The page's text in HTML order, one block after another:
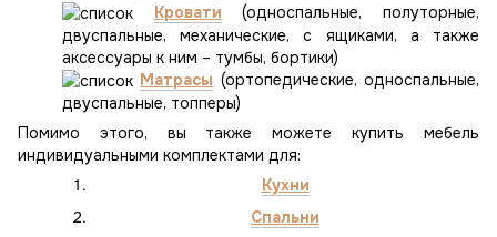
Кровати (односпальные, полуторные,
двуспальные, механические, с ящиками, а также
аксессуары к ним – тумбы, бортики)
Матрасы (ортопедические, односпальные,
двуспальные, топперы)
Помимо этого, вы также можете купить мебель
индивидуальными комплектами для:
Кухни
Спальни